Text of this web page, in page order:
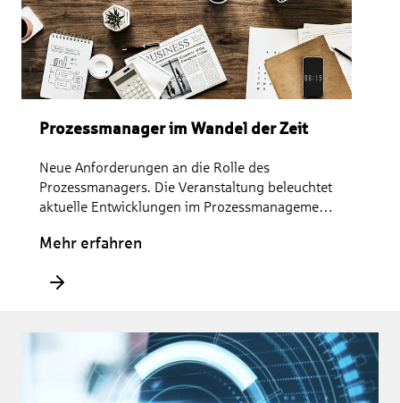
Prozessmanager im Wandel der Zeit
Neue Anforderungen an die Rolle des
Prozessmanagers. Die Veranstaltung beleuchtet
aktuelle Entwicklungen im Prozessmanagement
Weiterentwicklung der eigenen Arbeitsweise.
Mehr erfahren